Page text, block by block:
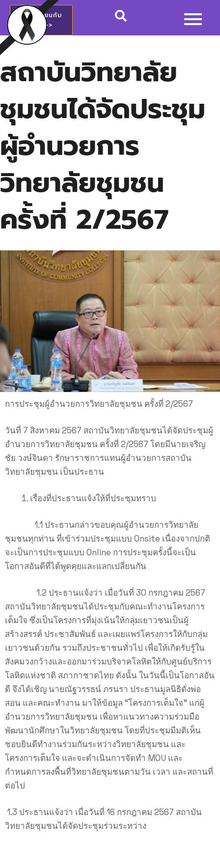
สมัครเรียนกับ
วชช.>>
สถาบันวิทยาลัย
ชุมชนได้จัดประชุม
ผู้อำนวยการ
วิทยาลัยชุมชน
ครั้งที่ 2/2567
การประชุมผู้อำนวยการวิทยาลัยชุมชน ครั้งที่ 2/2567
วันที่ 7 สิงหาคม 2567 สถาบันวิทยาลัยชุมชนได้จัดประชุมผู้
อำนวยการวิทยาลัยชุมชน ครั้งที่ 2/2567 โดยมีนายเจริญ
ชัย วงษ์จินดา รักษาราชการแทนผู้อำนวยการสถาบัน
วิทยาลัยชุมชน เป็นประธาน
เรื่องที่ประธานแจ้งให้ที่ประชุมทราบ
1.1 ประธานกล่าวขอบคุณผู้อำนวยการวิทยาลัย
ชุมชนทุกท่าน ที่เข้าร่วมประชุมแบบ Onsite เนื่องจากปกติ
จะเป็นการประชุมแบบ Online การประชุมครั้งนี้จะเป็น
โอกาสอันดีที่ได้พูดคุยและแลกเปลี่ยนกัน
1.2 ประธานแจ้งว่า เมื่อวันที่ 30 กรกฎาคม 2567
สถาบันวิทยาลัยชุมชนได้ประชุมกับคณะทำงานโครงการ
เต็มใจ ซึ่งเป็นโครงการที่มุ่งเน้นให้กลุ่มเยาวชนเป็นผู้
สร้างสรรค์ ประชาสัมพันธ์ และเผยแพร่โครงการให้กับกลุ่ม
เยาวชนด้วยกัน รวมถึงประชาชนทั่วไป เพื่อให้เกิดรับรู้ใน
สังคมวงกว้างและออกมาร่วมบริจาคโลหิตให้กับศูนย์บริการ
โลหิตแห่งชาติ สภากาชาดไทย ดังนั้น ในวันนี้เป็นโอกาสอัน
ดี จึงได้เชิญ นายณัฐวรรธน์ ภรนรา ประธานมูลนิธิดั่งพ่อ
สอน และคณะทำงาน มาให้ข้อมูล “โครงการเต็มใจ” แก่ผู้
อำนวยการวิทยาลัยชุมชน เพื่อหาแนวทางความร่วมมือ
พัฒนานักศึกษาในวิทยาลัยชุมชน โดยที่ประชุมมีมติเห็น
ชอบยินดีทำงานร่วมกันระหว่างวิทยาลัยชุมชน และ
โครงการเต็มใจ และจะดำเนินการจัดทำ MOU และ
กำหนดการลงพื้นที่วิทยาลัยชุมชนตามวัน เวลา และสถานที่
ต่อไป
1.3 ประธานแจ้งว่า เมื่อวันที่ 16 กรกฎาคม 2567 สถาบัน
วิทยาลัยชุมชนได้จัดประชุมร่วมระหว่าง